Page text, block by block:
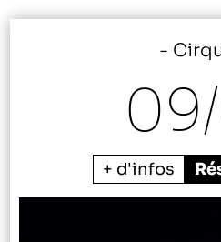
09/
+ d'infos